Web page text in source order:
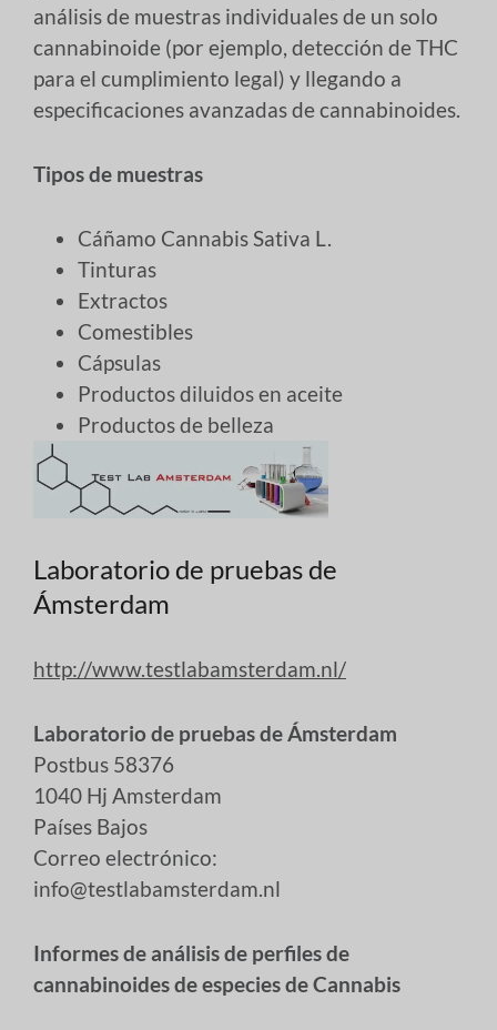
análisis de muestras individuales de un solo
cannabinoide (por ejemplo, detección de THC
para el cumplimiento legal) y llegando a
especificaciones avanzadas de cannabinoides.
Tipos de muestras
Cáñamo Cannabis Sativa L.
Tinturas
Extractos
Comestibles
Cápsulas
Productos diluidos en aceite
Productos de belleza
Laboratorio de pruebas de
Ámsterdam
http://www.testlabamsterdam.nl/
Laboratorio de pruebas de Ámsterdam
Postbus 58376
1040 Hj Amsterdam
Países Bajos
Correo electrónico:
info@testlabamsterdam.nl
Informes de análisis de perfiles de
cannabinoides de especies de Cannabis